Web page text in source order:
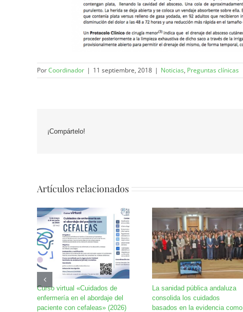
PorCoordinador | 11 septiembre, 2018 | Noticias, Preguntas clínicas
¡Compártelo!
Artículos relacionados
Curso virtual «Cuidados de
enfermería en el abordaje del
paciente con cefaleas» (2026)
La sanidad pública andaluza
consolida los cuidados
basados en la evidencia como